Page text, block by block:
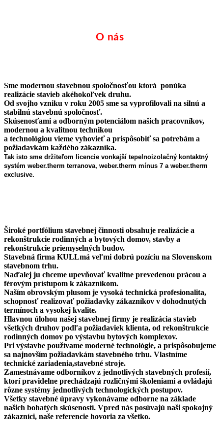
O nás
Sme modernou stavebnou spoločnosťou ktorá ponúka
realizácie stavieb akéhokoľvek druhu.
Od svojho vzniku v roku 2005 sme sa vyprofilovali na silnú a
stabilnú stavebnú spoločnosť.
Skúsenosťami a odborným potenciálom našich pracovníkov,
modernou a kvalitnou technikou
a technológiou vieme vyhovieť a prispôsobiť sa potrebám a
požiadavkám každého zákazníka.
Tak isto sme držiteľom licencie vonkajší tepelnoizolačný kontaktný
systém weber.therm terranova, weber.therm mínus 7 a weber.therm
exclusive.
Široké portfólium stavebnej činnosti obsahuje realizácie a
rekonštrukcie rodinných a bytových domov, stavby a
rekonštrukcie priemyselných budov.
Stavebná firma KULLmá veľmi dobrú pozíciu na Slovenskom
stavebnom trhu.
Naďalej ju chceme upevňovať kvalitne prevedenou prácou a
férovým prístupom k zákazníkom.
Naším obrovským plusom je vysoká technická profesionalita,
schopnosť realizovať požiadavky zákazníkov v dohodnutých
termínoch a vysokej kvalite.
Hlavnou úlohou našej stavebnej firmy je realizácia stavieb
všetkých druhov podľa požiadaviek klienta, od rekonštrukcie
rodinných domov po výstavbu bytových komplexov.
Pri výstavbe používame moderné technológie, a prispôsobujeme
sa najnovším požiadavkám stavebného trhu. Vlastníme
technické zariadenia,stavebné stroje.
Zamestnávame odborníkov z jednotlivých stavebných profesií,
ktorí pravidelne prechádzajú rozličnými školeniami a ovládajú
rôzne systémy jednotlivých technologických postupov.
Všetky stavebné úpravy vykonávame odborne na základe
našich bohatých skúseností. Vpred nás posúvajú naši spokojný
zákazníci, naše referencie hovoria za všetko.